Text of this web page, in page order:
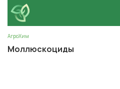
АгроХим
Моллюскоциды